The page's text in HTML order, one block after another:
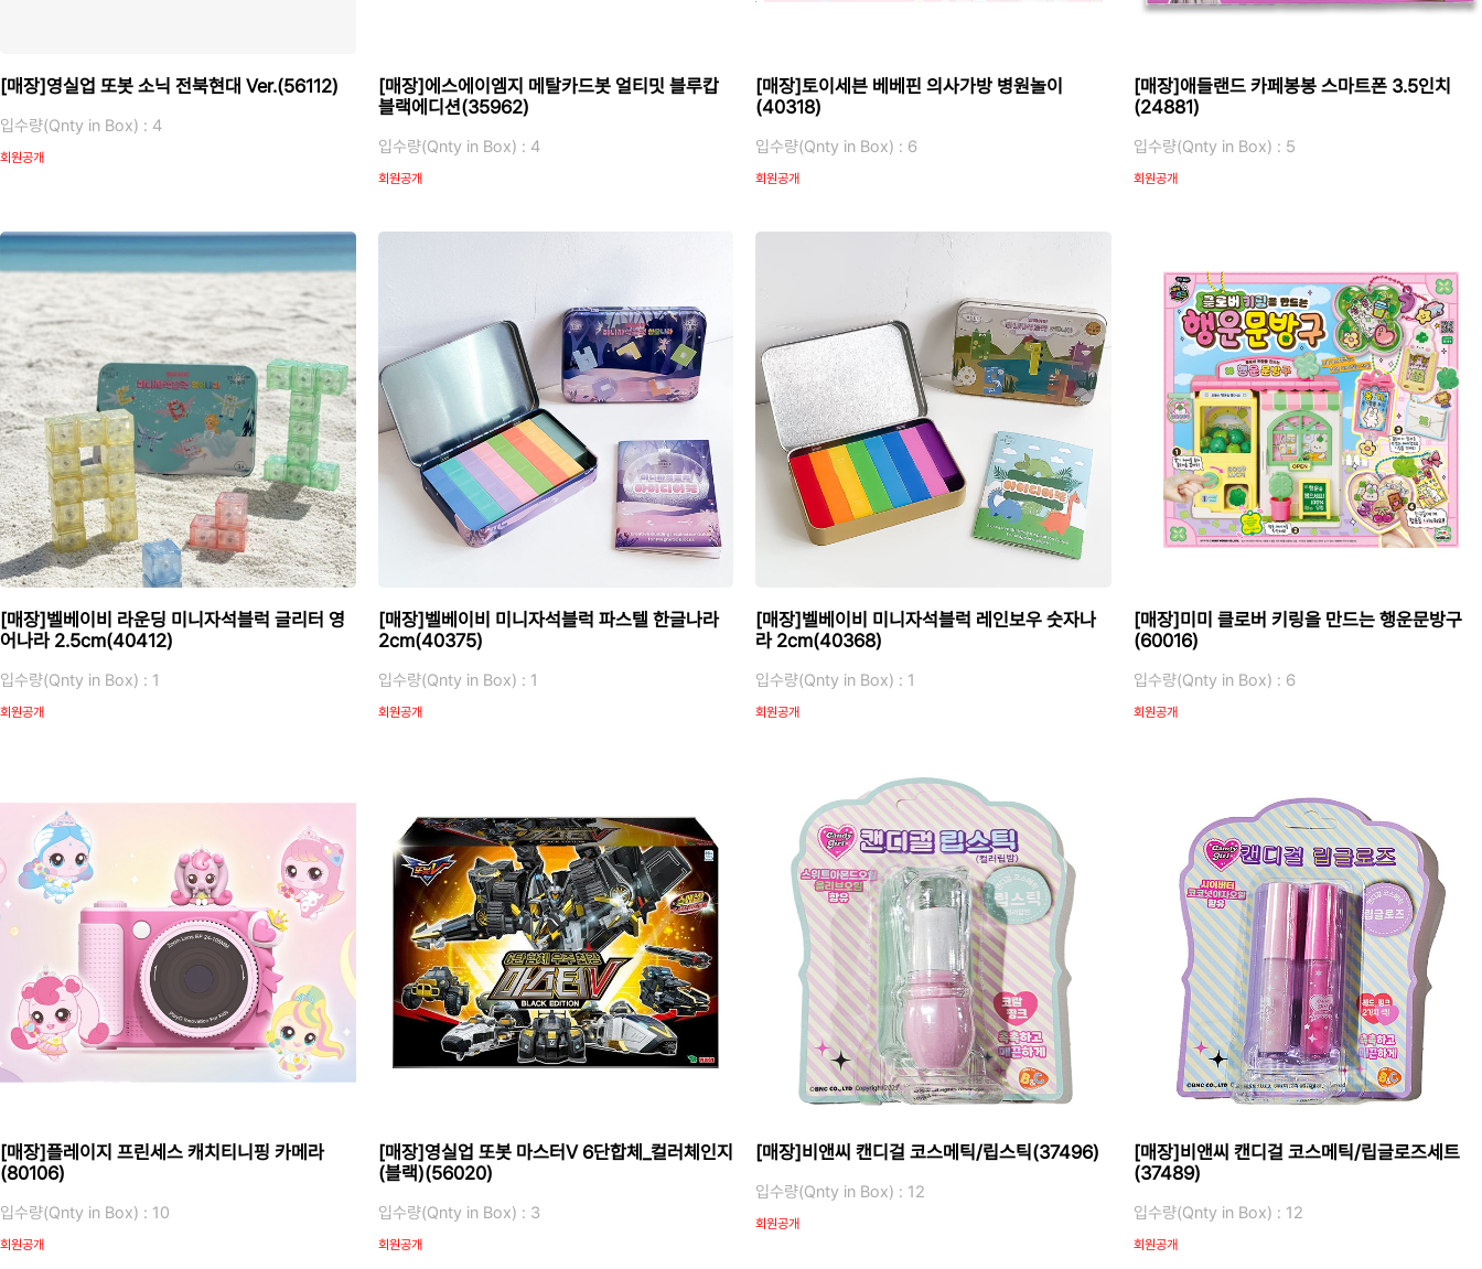
[매장]영실업 또봇 소닉 전북현대 Ver.(56112)
입수량(Qnty in Box) : 4
회원공개
[매장]에스에이엠지 메탈카드봇 얼티밋 블루캅
블랙에디션(35962)
입수량(Qnty in Box) : 4
회원공개
[매장]토이세븐 베베핀 의사가방 병원놀이
(40318)
입수량(Qnty in Box) : 6
회원공개
[매장]애들랜드 카페봉봉 스마트폰 3.5인치
(24881)
입수량(Qnty in Box) : 5
회원공개
[매장]벨베이비 라운딩 미니자석블럭 글리터 영
어나라 2.5cm(40412)
입수량(Qnty in Box) : 1
회원공개
[매장]벨베이비 미니자석블럭 파스텔 한글나라
2cm(40375)
입수량(Qnty in Box) : 1
회원공개
[매장]벨베이비 미니자석블럭 레인보우 숫자나
라 2cm(40368)
입수량(Qnty in Box) : 1
회원공개
[매장]미미 클로버 키링을 만드는 행운문방구
(60016)
입수량(Qnty in Box) : 6
회원공개
[매장]플레이지 프린세스 캐치티니핑 카메라
(80106)
입수량(Qnty in Box) : 10
회원공개
[매장]영실업 또봇 마스터V 6단합체_컬러체인지
(블랙)(56020)
입수량(Qnty in Box) : 3
회원공개
[매장]비앤씨 캔디걸 코스메틱/립스틱(37496)
입수량(Qnty in Box) : 12
회원공개
[매장]비앤씨 캔디걸 코스메틱/립글로즈세트
(37489)
입수량(Qnty in Box) : 12
회원공개